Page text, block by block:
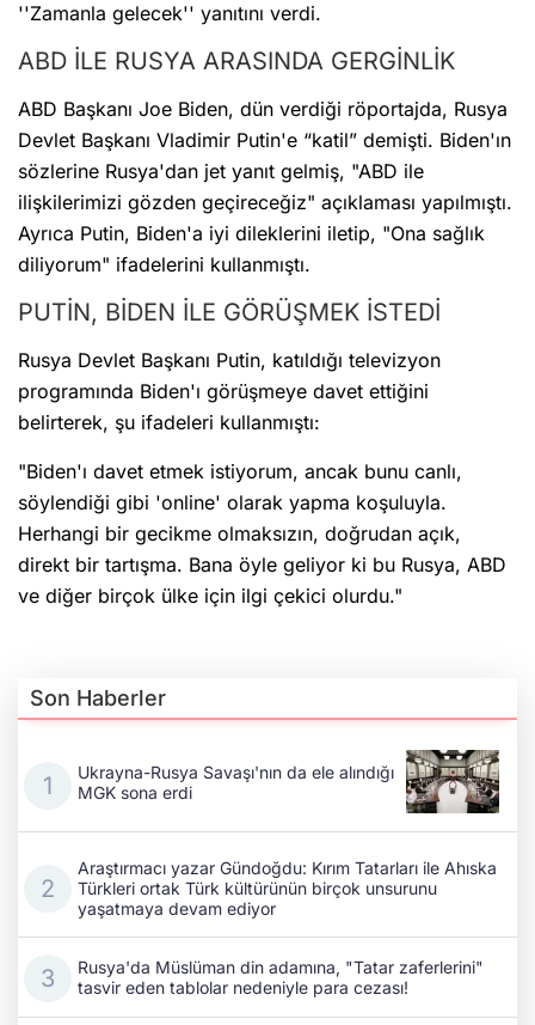
''Zamanla gelecek'' yanıtını verdi.
ABD İLE RUSYA ARASINDA GERGİNLİK
ABD Başkanı Joe Biden, dün verdiği röportajda, Rusya
Devlet Başkanı Vladimir Putin'e “katil” demişti. Biden'ın
sözlerine Rusya'dan jet yanıt gelmiş, "ABD ile
ilişkilerimizi gözden geçireceğiz" açıklaması yapılmıştı.
Ayrıca Putin, Biden'a iyi dileklerini iletip, "Ona sağlık
diliyorum" ifadelerini kullanmıştı.
PUTİN, BİDEN İLE GÖRÜŞMEK İSTEDİ
Rusya Devlet Başkanı Putin, katıldığı televizyon
programında Biden'ı görüşmeye davet ettiğini
belirterek, şu ifadeleri kullanmıştı:
"Biden'ı davet etmek istiyorum, ancak bunu canlı,
söylendiği gibi 'online' olarak yapma koşuluyla.
Herhangi bir gecikme olmaksızın, doğrudan açık,
direkt bir tartışma. Bana öyle geliyor ki bu Rusya, ABD
ve diğer birçok ülke için ilgi çekici olurdu."
Son Haberler
Ukrayna-Rusya Savaşı'nın da ele alındığı
MGK sona erdi
Araştırmacı yazar Gündoğdu: Kırım Tatarları ile Ahıska
Türkleri ortak Türk kültürünün birçok unsurunu
yaşatmaya devam ediyor
Rusya'da Müslüman din adamına, "Tatar zaferlerini"
tasvir eden tablolar nedeniyle para cezası!